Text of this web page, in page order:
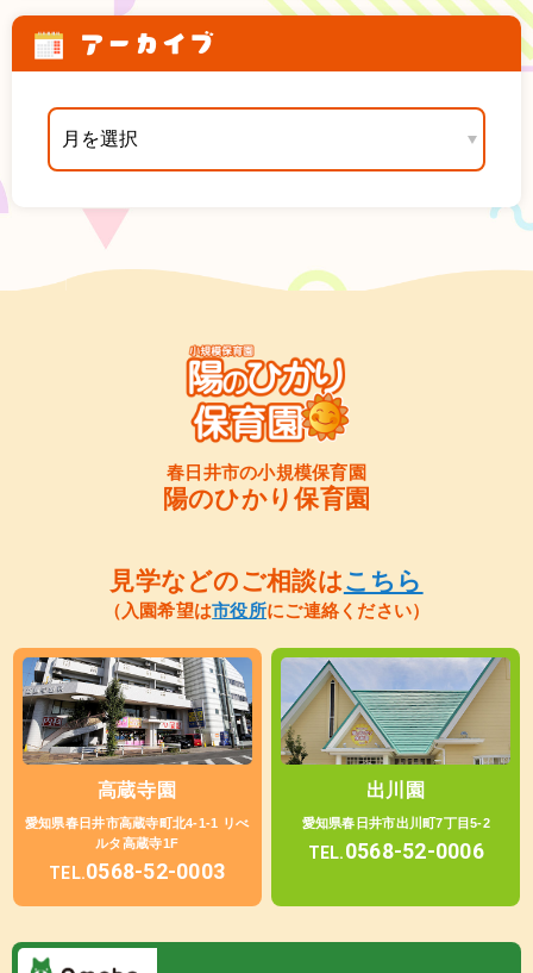
アーカイブ
春日井市の小規模保育園
陽のひかり保育園
見学などのご相談はこちら
（入園希望は市役所にご連絡ください）
高蔵寺園
愛知県春日井市高蔵寺町北4-1-1 リべ
ルタ高蔵寺1F
TEL.0568-52-0003
出川園
愛知県春日井市出川町7丁目5-2
TEL.0568-52-0006